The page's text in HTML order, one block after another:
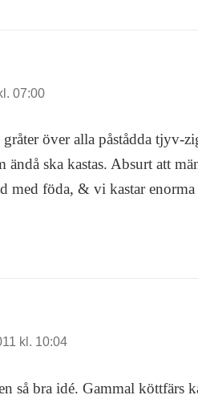
07:00
över alla påstådda tjyv-
ändå ska kastas. Absurt att
med föda, & vi kastar
kl. 10:04
så bra idé. Gammal köttfärs